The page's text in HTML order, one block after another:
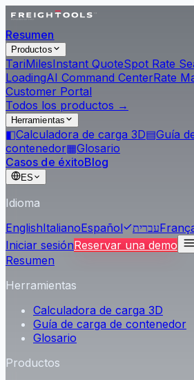
Resumen
Productos
TariMilesInstant QuoteSpot Rate
LoadingAI Command CenterRate
Customer Portal
Todos los productos →
Herramientas
◧Calculadora de carga 3D▤Guía
contenedor▦Glosario
Casos de éxitoBlog
ES
Idioma
EnglishItalianoEspañol עברית
Iniciar sesiónReservar una demo
Resumen
Herramientas
Calculadora de carga 3D
Guía de carga de contenedor
Glosario
Productos